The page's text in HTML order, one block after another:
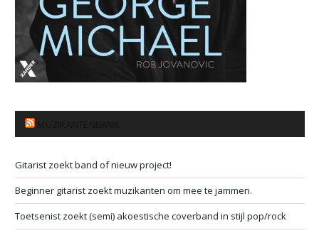
Gitarist zoekt band of nieuw project!
Beginner gitarist zoekt muzikanten om mee te jammen.
Toetsenist zoekt (semi) akoestische coverband in stijl pop/rock